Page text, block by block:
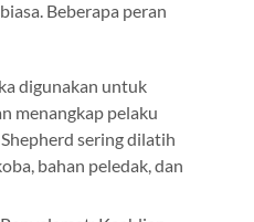
Beberapa peran
digunakan untuk
menangkap pelaku
sering dilatih
bahan peledak, dan